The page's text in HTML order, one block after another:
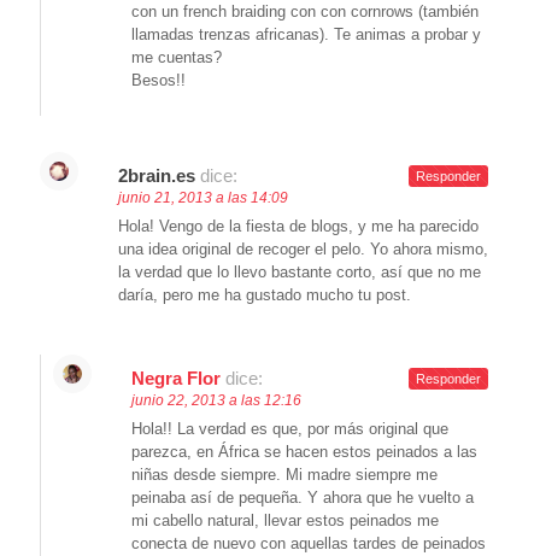
con un french braiding con con cornrows (también
llamadas trenzas africanas). Te animas a probar y
me cuentas?
Besos!!
2brain.es dice:
junio 21, 2013 a las 14:09
Hola! Vengo de la fiesta de blogs, y me ha parecido
una idea original de recoger el pelo. Yo ahora mismo,
la verdad que lo llevo bastante corto, así que no me
daría, pero me ha gustado mucho tu post.
Responder
Negra Flor dice:
junio 22, 2013 a las 12:16
Hola!! La verdad es que, por más original que
parezca, en África se hacen estos peinados a las
niñas desde siempre. Mi madre siempre me
peinaba así de pequeña. Y ahora que he vuelto a
mi cabello natural, llevar estos peinados me
conecta de nuevo con aquellas tardes de peinados
Responder